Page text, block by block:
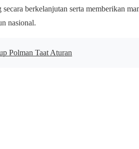
berkelanjutan serta memberikan
nasional.
Polman Taat Aturan